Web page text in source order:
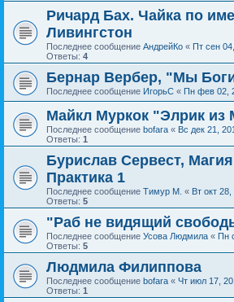
Ричард Бах. Чайка по
Ливингстон
Последнее сообщение АндрейКо « Пт сен
Ответы: 4
Бернар Вербер, "Мы
Последнее сообщение ИгорьС « Пн фев 02,
Майкл Муркок "Элрик из
Последнее сообщение bofara « Вс дек 21,
Ответы: 1
Бурислав Сервест,
Практика 1
Последнее сообщение Тимур М. « Вт окт
Ответы: 5
"Раб не видящий
Последнее сообщение Усова Людмила « Пн
Ответы: 5
Людмила Филиппова
Последнее сообщение bofara « Чт июл 17,
Ответы: 1